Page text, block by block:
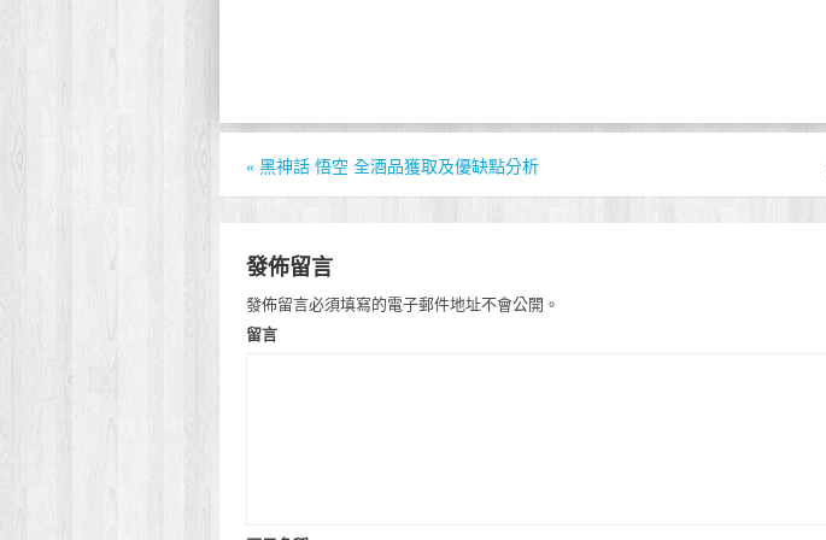
«黑神話 悟空 全酒品獲取及優缺點分析
發佈留言
發佈留言必須填寫的電子郵件地址不會公開。
留言